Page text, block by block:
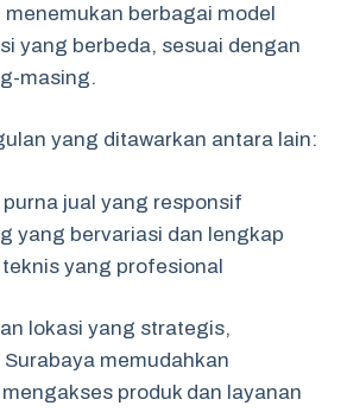
berbagai model
yang berbeda, sesuai dengan
masing.
yang ditawarkan antara lain:
jual yang responsif
yang bervariasi dan lengkap
yang profesional
lokasi yang strategis,
memudahkan
produk dan layanan